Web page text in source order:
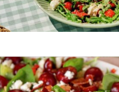
Etiam est nibh, lobortis sit
Ut mollis pellentesque tortor
Nullam eu erat condimentum